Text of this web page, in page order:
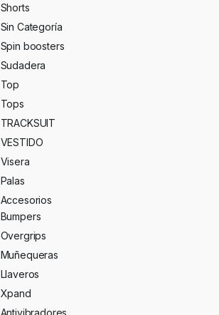
Shorts
Sin Categoría
Spin boosters
Sudadera
Top
Tops
TRACKSUIT
VESTIDO
Visera
Palas
Accesorios
Bumpers
Overgrips
Muñequeras
Llaveros
Xpand
Antivibradores